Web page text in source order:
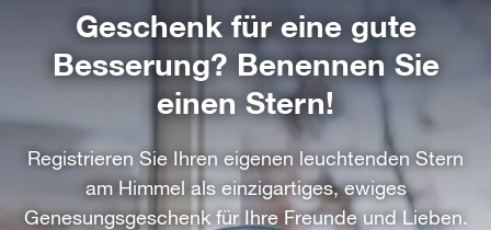
Geschenk für eine gute
Besserung? Benennen Sie
einen Stern!
Registrieren Sie Ihren eigenen leuchtenden Stern
am Himmel als einzigartiges, ewiges
Genesungsgeschenk für Ihre Freunde und Lieben.